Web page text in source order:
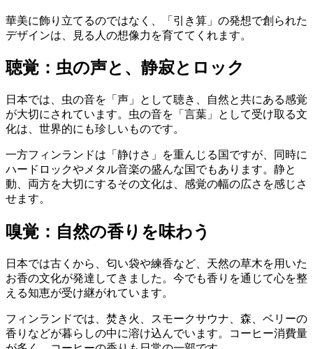
華美に飾り立てるのではなく、「引き算」の発想で創られた
デザインは、見る人の想像力を育ててくれます。
聴覚：虫の声と、静寂とロック
日本では、虫の音を「声」として聴き、自然と共にある感覚
が大切にされています。虫の音を「言葉」として受け取る文
化は、世界的にも珍しいものです。
一方フィンランドは「静けさ」を重んじる国ですが、同時に
ハードロックやメタル音楽の盛んな国でもあります。静と
動、両方を大切にするその文化は、感覚の幅の広さを感じさ
せます。
嗅覚：自然の香りを味わう
日本では古くから、匂い袋や練香など、天然の草木を用いた
お香の文化が発達してきました。今でも香りを通じて心を整
える知恵が受け継がれています。
フィンランドでは、焚き火、スモークサウナ、森、ベリーの
香りなどが暮らしの中に溶け込んでいます。コーヒー消費量